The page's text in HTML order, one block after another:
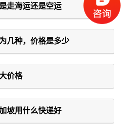
走海运还是空运
几种，价格是多少
价格
坡用什么快递好